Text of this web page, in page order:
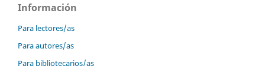
Información
Para lectores/as
Para autores/as
Para bibliotecarios/as